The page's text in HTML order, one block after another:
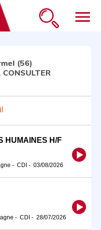
menu
(56)
HUMAINES H/F
- CDI - 03/08/2026
- CDI - 28/07/2026